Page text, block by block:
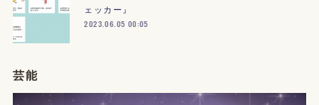
ェッカー』
2023.06.05 00:05
芸能